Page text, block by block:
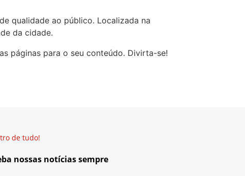
qualidade ao público. Localizada na
da cidade.
páginas para o seu conteúdo. Divirta-se!
de tudo!
nossas notícias sempre